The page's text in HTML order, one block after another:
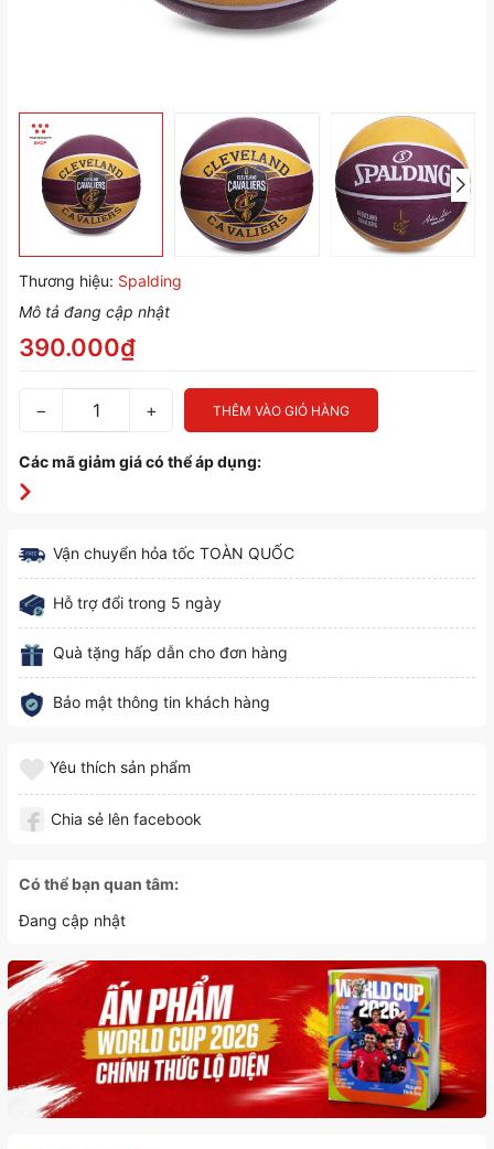
Thương hiệu: Spalding
Mô tả đang cập nhật
390.000₫
− + THÊM VÀO GIỎ HÀNG
Các mã giảm giá có thể áp dụng:
Vận chuyển hỏa tốc TOÀN QUỐC
Hỗ trợ đổi trong 5 ngày
Quà tặng hấp dẫn cho đơn hàng
Bảo mật thông tin khách hàng
Yêu thích sản phẩm
Chia sẻ lên facebook
Có thể bạn quan tâm:
Đang cập nhật